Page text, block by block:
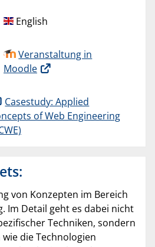
English
Veranstaltung in
Moodle
Casestudy: Applied
of Web Engineering
von Konzepten im Bereich
Im Detail geht es dabei nicht
Techniken, sondern
die Technologien